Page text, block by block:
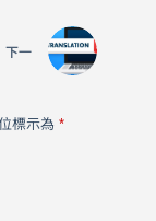
下一
標示為 *